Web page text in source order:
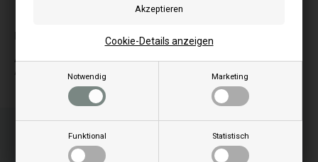
Notwendig Marketing
Funktional Statistisch
Cookie-Details anzeigen
Bilder können je nach Modell abweichen
A
Alessia
Bestellen Sie Ihre Artikel vor 15:00 Uhr